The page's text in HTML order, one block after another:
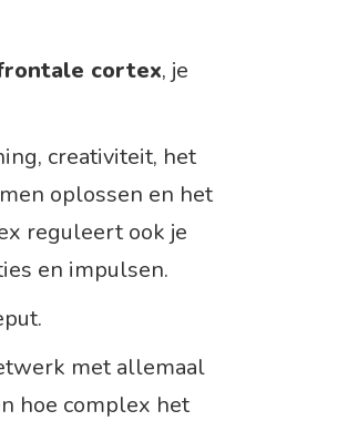
cortex, je
creativiteit, het
oplossen en het
reguleert ook je
en impulsen.
met allemaal
hoe complex het